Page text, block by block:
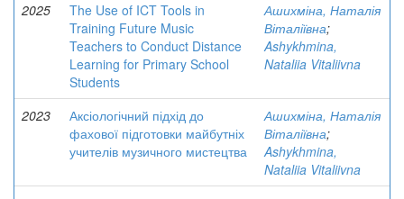
2025
The Use of ICT Tools in
Training Future Music
Teachers to Conduct Distance
Learning for Primary School
Students
Ашихміна, Наталія
Віталіївна;
Ashykhmina,
Nataliia Vitaliivna
2023
Аксіологічний підхід до
фахової підготовки майбутніх
учителів музичного мистецтва
Ашихміна, Наталія
Віталіївна;
Ashykhmina,
Nataliia Vitaliivna